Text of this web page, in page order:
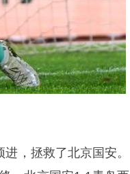
，拯救了北京国安。